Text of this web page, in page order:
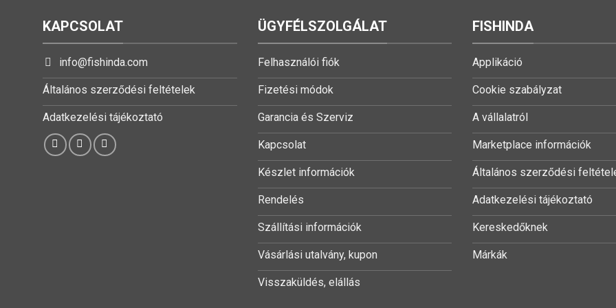
KAPCSOLAT
info@fishinda.com
Általános szerződési feltételek
Adatkezelési tájékoztató
ÜGYFÉLSZOLGÁLAT
Felhasználói fiók
Fizetési módok
Garancia és Szerviz
Kapcsolat
Készlet információk
Rendelés
Szállítási információk
Vásárlási utalvány, kupon
Visszaküldés, elállás
FISHINDA
Applikáció
Cookie szabályzat
A vállalatról
Marketplace információk
Általános szerződési
Adatkezelési tájékoztató
Kereskedőknek
Márkák